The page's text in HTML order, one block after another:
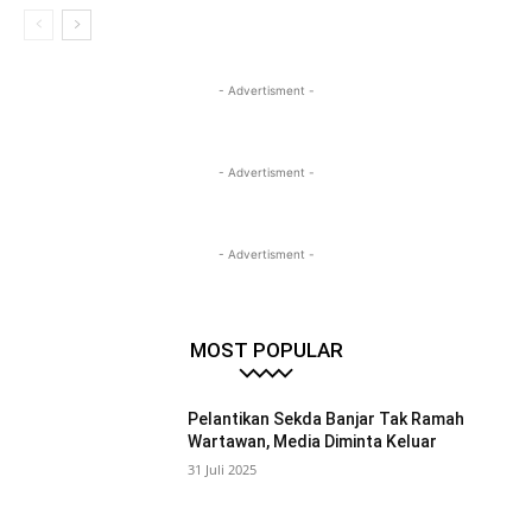
- Advertisment -
- Advertisment -
- Advertisment -
MOST POPULAR
Pelantikan Sekda Banjar Tak Ramah
Wartawan, Media Diminta Keluar
31 Juli 2025